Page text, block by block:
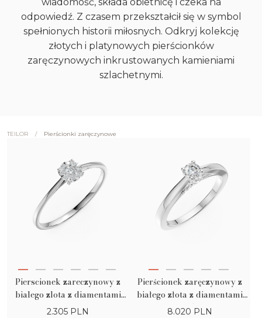
odpowiedź. Z czasem przekształcił się w symbol
spełnionych historii miłosnych. Odkryj kolekcję
złotych i platynowych pierścionków
zaręczynowych inkrustowanych kamieniami
szlachetnymi.
TEILOR / Pierścionki zaręczynowe
Pierscionek zareczynowy z
bialego zlota z diamentami
0.1ct
2.305 PLN
Pierścionek zaręczynowy z
białego złota z diamentami
0.35ct
8.020 PLN